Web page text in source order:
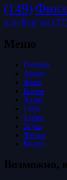
(149) Фикх
аль-Кур’ан
Меню
Главная
Акыда
Фикх
Коран
Хадис
Сира
Тарих
Усуль
Фетвы
Видео
Возможно,